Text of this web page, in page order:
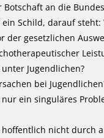
an die
Schild, darauf steht:
der gesetzlichen
Jugendlichen?
bei
ein singuläres
nicht durch